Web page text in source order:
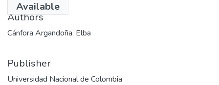
Available
Authors
Cánfora Argandoña, Elba
Publisher
Universidad Nacional de Colombia